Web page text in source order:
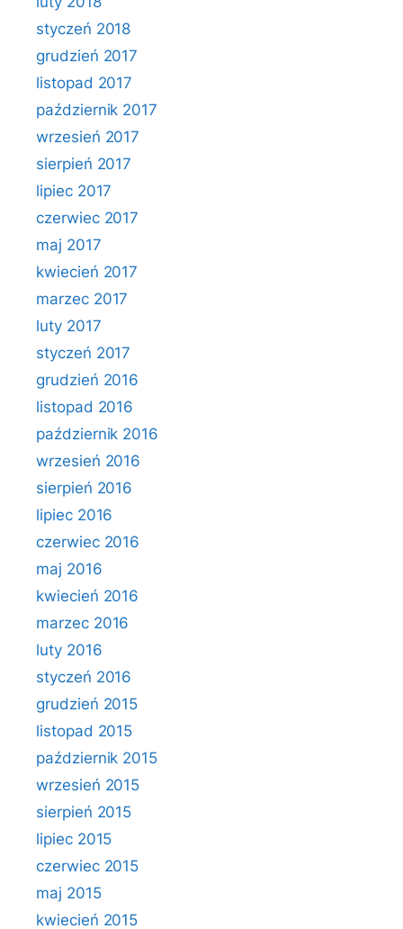
styczeń 2018
grudzień 2017
listopad 2017
październik 2017
wrzesień 2017
sierpień 2017
lipiec 2017
czerwiec 2017
maj 2017
kwiecień 2017
marzec 2017
luty 2017
styczeń 2017
grudzień 2016
listopad 2016
październik 2016
wrzesień 2016
sierpień 2016
lipiec 2016
czerwiec 2016
maj 2016
kwiecień 2016
marzec 2016
luty 2016
styczeń 2016
grudzień 2015
listopad 2015
październik 2015
wrzesień 2015
sierpień 2015
lipiec 2015
czerwiec 2015
maj 2015
kwiecień 2015